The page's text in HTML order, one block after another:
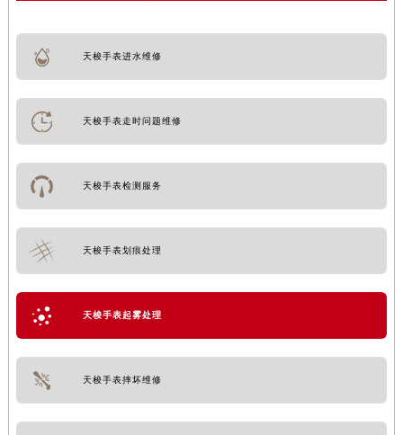
天梭手表进水维修
天梭手表走时问题维修
天梭手表检测服务
天梭手表划痕处理
天梭手表起雾处理
天梭手表摔坏维修